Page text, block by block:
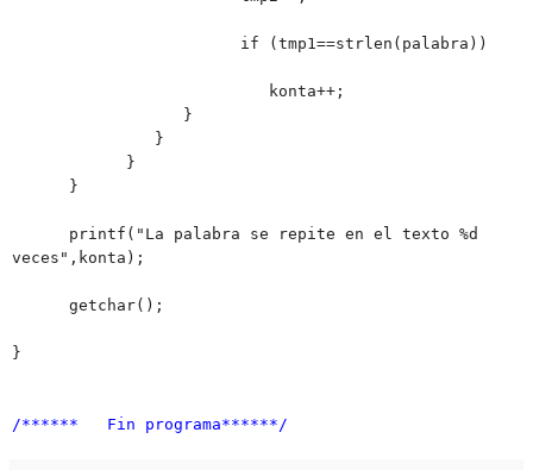
if (tmp1==strlen(palabra))
konta++;
}
}
}
}
printf("La palabra se repite en el texto %d
veces",konta);
getchar();
}
/****** Fin programa******/